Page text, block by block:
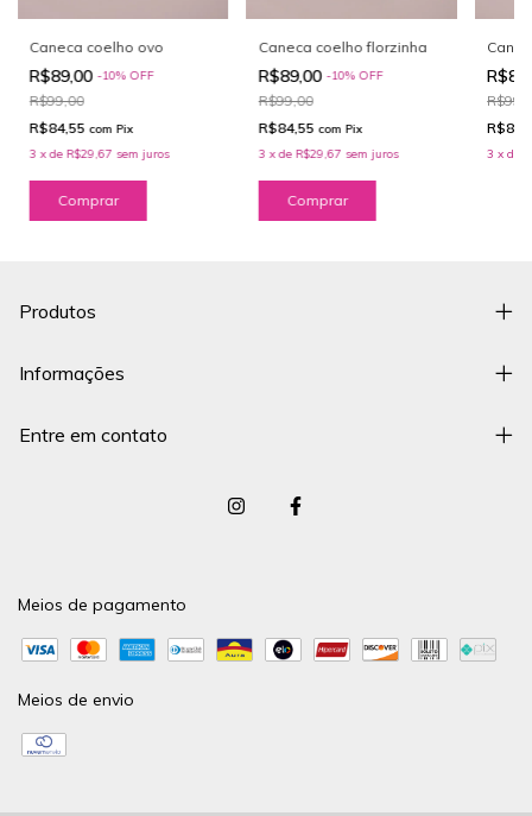
Caneca coelho ovo
R$89,00 -10% OFF
R$99,00
R$84,55 com Pix
3 xde R$29,67 sem juros
Caneca coelho florzinha
R$89,00 -10% OFF
R$99,00
R$84,55 com Pix
3 xde R$29,67 sem juros 3 x de
Produtos
Informações
Entre em contato
Meios de pagamento
Meios de envio